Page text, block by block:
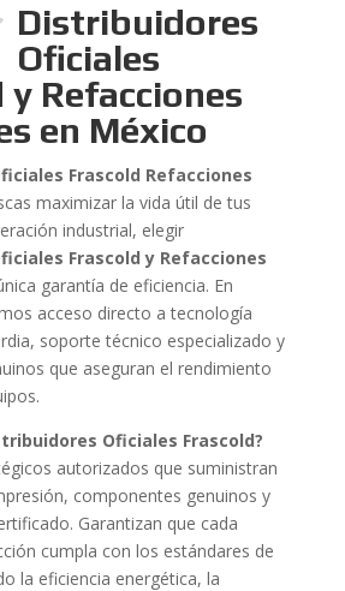
Distribuidores
Oficiales
y Refacciones
en México
Frascold Refacciones
maximizar la vida útil de tus
industrial, elegir
Frascold y Refacciones
garantía de eficiencia. En
acceso directo a tecnología
soporte técnico especializado y
que aseguran el rendimiento
Oficiales Frascold?
autorizados que suministran
componentes genuinos y
Garantizan que cada
cumpla con los estándares de
la eficiencia energética, la